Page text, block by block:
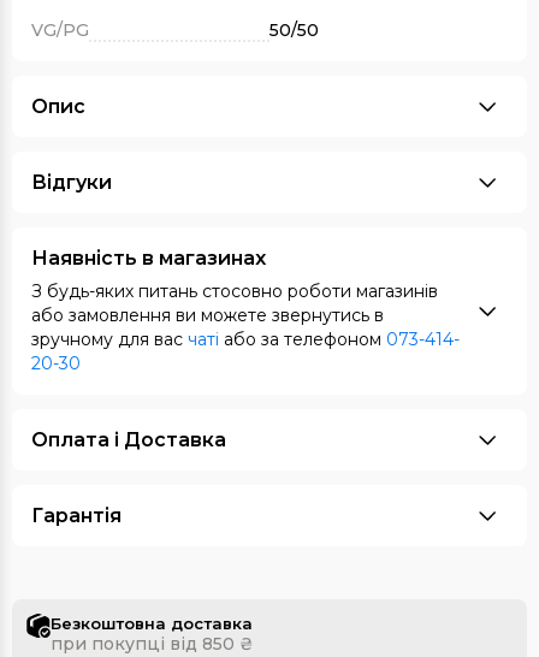
VG/PG
50/50
Опис
Відгуки
Наявність в магазинах
З будь-яких питань стосовно роботи магазинів
або замовлення ви можете звернутись в
зручному для вас чаті або за телефоном 073-414-
20-30
Оплата i Доставка
Гарантія
Безкоштовна доставка
при покупці від 850 ₴